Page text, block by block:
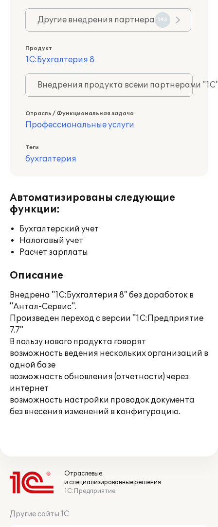
Другие внедрения партнера 193
Продукт
1С:Бухгалтерия 8
Внедрения продукта всеми партнерами
Отрасль / Функциональная задача
Профессиональные услуги
Теги
бухгалтерия
Автоматизированы следующие
функции:
Бухгалтерский учет
Налоговый учет
Расчет зарплаты
Описание
Внедрена "1С:Бухгалтерия 8" без доработок в
"Антал-Сервис".
Произведен переход с версии "1С:Предприятие
7.7"
В пользу нового продукта говорят
возможность ведения нескольких организаций в
одной базе
возможность обновления (отчетности) через
интернет
возможность настройки проводок документа
без внесения изменений в конфигурацию.
Отраслевые
и специализированные решения
1С:Предприятие
Другие сайты 1С